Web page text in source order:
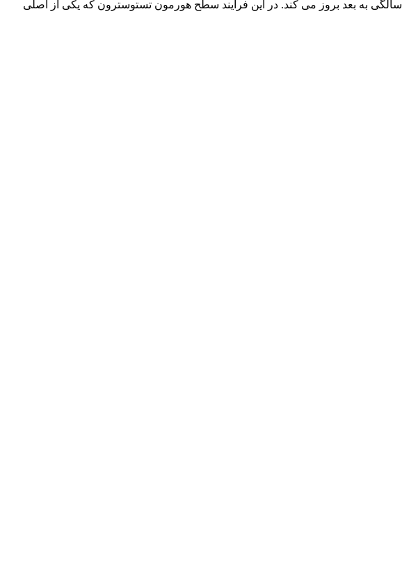
آندروپوز یا یائسگی در مردان یک فرآیند طبی سالمندی و یک موقعیت فیزیکی شبیه یائسگی در زنان است که در سن 45 سالگی به بعد بروز می کند. در این فرآیند سطح هورمون تستوسترون که یکی از اصلی